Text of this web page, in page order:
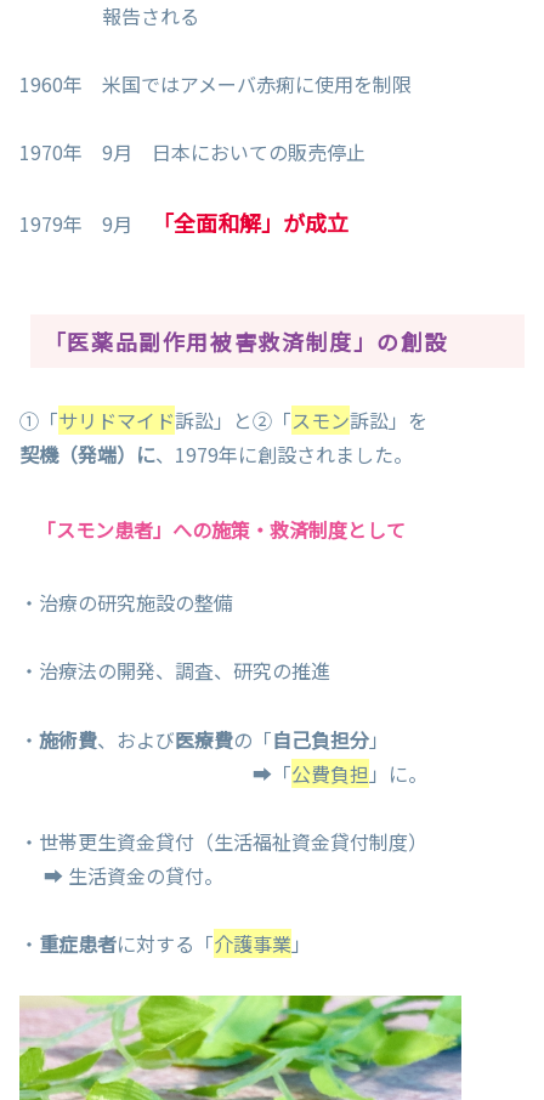
報告される
1960年 米国ではアメーバ赤痢に使用を制限
1970年 9月 日本においての販売停止
1979年 9月 「全面和解」が成立
「医薬品副作用被害救済制度」の創設
①「サリドマイド訴訟」と②「スモン訴訟」を
契機（発端）に、1979年に創設されました。
「スモン患者」への施策・救済制度として
・治療の研究施設の整備
・治療法の開発、調査、研究の推進
・ 施術費、および医療費の「自己負担分」
➡「公費負担 」に。
・世帯更生資金貸付（生活福祉資金貸付制度）
➡ 生活資金の貸付。
・ 重症患者に対する「介護事業 」